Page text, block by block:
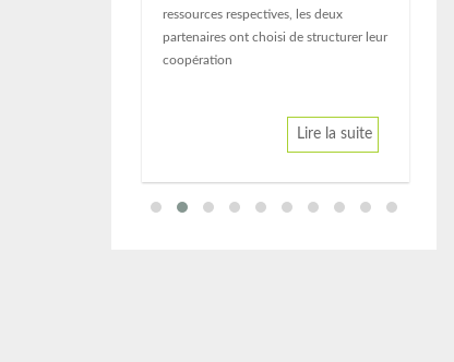
ressources respectives, les deux
partenaires ont choisi de structurer leur
coopération
Lire la suite